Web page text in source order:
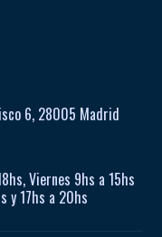
6, 28005 Madrid
Viernes 9hs a 15hs
y 17hs a 20hs